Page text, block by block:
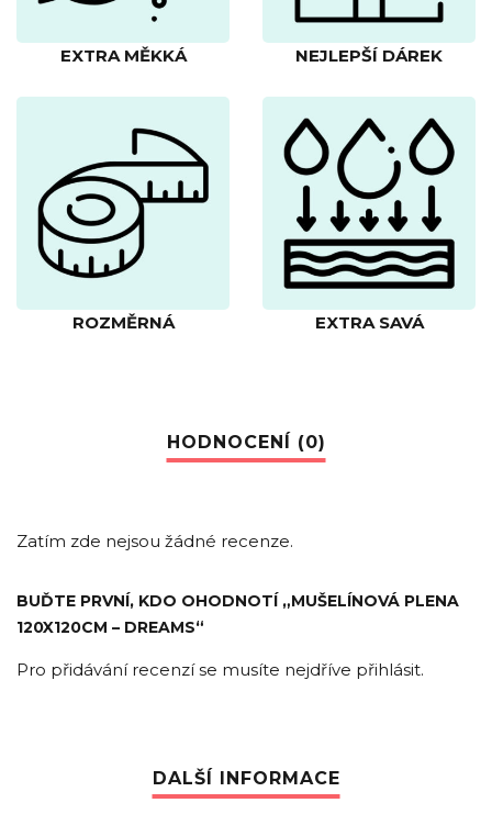
EXTRA MĚKKÁ NEJLEPŠÍ DÁREK
ROZMĚRNÁ EXTRA SAVÁ
Zatím zde nejsou žádné recenze.
BUĎTE PRVNÍ, KDO OHODNOTÍ „MUŠELÍNOVÁ PLENA
120X120CM – DREAMS“
Pro přidávání recenzí se musíte nejdříve přihlásit.